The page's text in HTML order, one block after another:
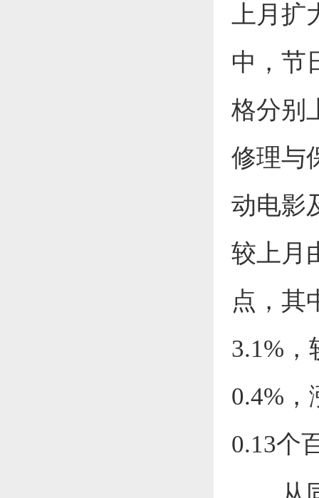
上月扩
中，节
格分别
修理与
动电影
较上月
点，其
3.1%
0.4%
0.13个